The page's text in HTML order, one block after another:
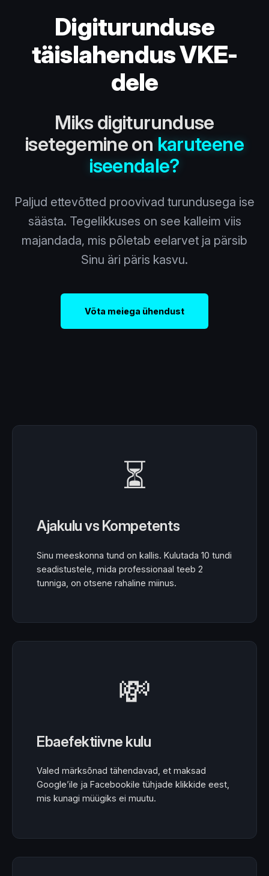
Digiturunduse
täislahendus VKE-
dele
Miks digiturunduse
isetegemine on karuteene
iseendale?
Paljud ettevõtted proovivad turundusega ise
säästa. Tegelikkuses on see kalleim viis
majandada, mis põletab eelarvet ja pärsib
Sinu äri päris kasvu.
Võta meiega ühendust
⏳
Ajakulu vs Kompetents
Sinu meeskonna tund on kallis. Kulutada 10 tundi
seadistustele, mida professionaal teeb 2
tunniga, on otsene rahaline miinus.
💸
Ebaefektiivne kulu
Valed märksõnad tähendavad, et maksad
Google’ile ja Facebookile tühjade klikkide eest,
mis kunagi müügiks ei muutu.